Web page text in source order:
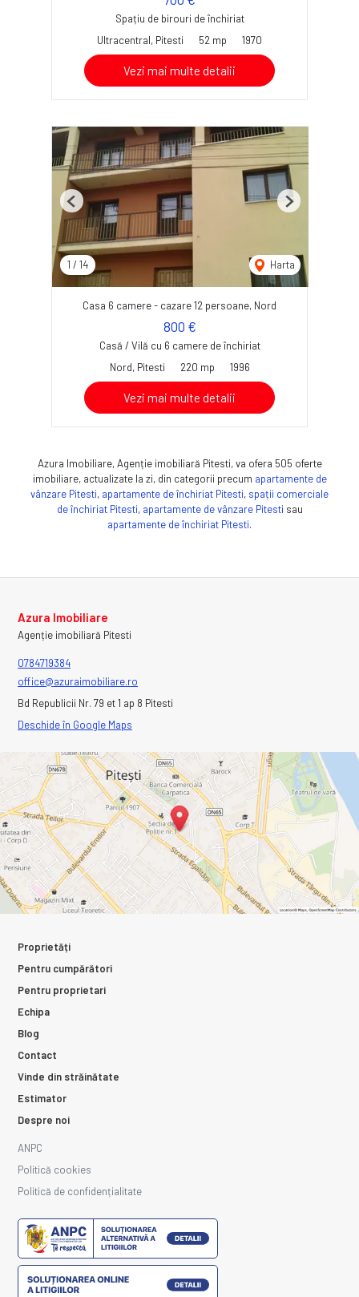
Spațiu de birouri de închiriat
Ultracentral, Pitesti
52 mp 1970
Vezi mai multe detalii
1 / 14 Harta
Previous Next
Casa 6 camere - cazare 12 persoane, Nord
800 €
Casă / Vilă cu 6 camere de închiriat
Nord, Pitesti
220 mp 1996
Vezi mai multe detalii
Azura Imobiliare, Agenție imobiliară Pitesti, va ofera 505 oferte
imobiliare, actualizate la zi, din categorii precum apartamente de
vânzare Pitesti, apartamente de închiriat Pitesti, spații comerciale
de închiriat Pitesti, apartamente de vânzare Pitesti sau
apartamente de închiriat Pitesti.
Azura Imobiliare
Agenție imobiliară Pitesti
0784719384
office@azuraimobiliare.ro
Bd Republicii Nr. 79 et 1 ap 8 Pitesti
Deschide în Google Maps
Proprietăți
Pentru cumpărători
Pentru proprietari
Echipa
Blog
Contact
Vinde din străinătate
Estimator
Despre noi
ANPC
Politică cookies
Politică de confidențialitate